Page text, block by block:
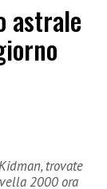
astrale
trovate
2000 ora